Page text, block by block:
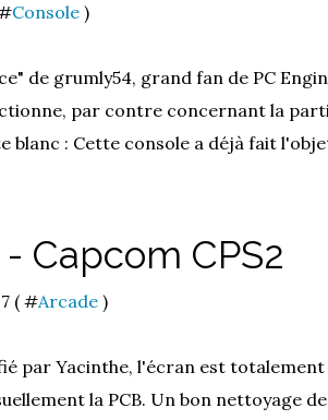
Console )
de grumly54, grand fan de PC
par contre concernant la
blanc : Cette console a déjà fait
Capcom CPS2
( #Arcade )
par Yacinthe, l'écran est totalement
la PCB. Un bon nettoyage